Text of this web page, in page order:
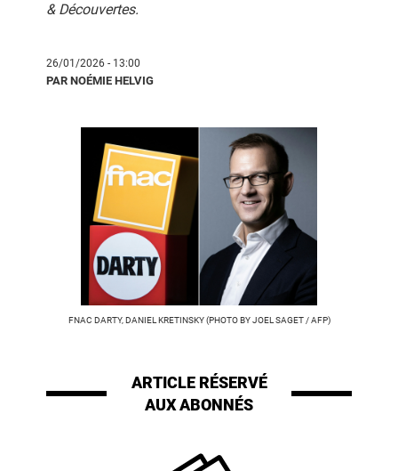
& Découvertes.
26/01/2026 - 13:00
PAR NOÉMIE HELVIG
FNAC DARTY, DANIEL KRETINSKY (PHOTO BY JOEL SAGET / AFP)
ARTICLE RÉSERVÉ
AUX ABONNÉS